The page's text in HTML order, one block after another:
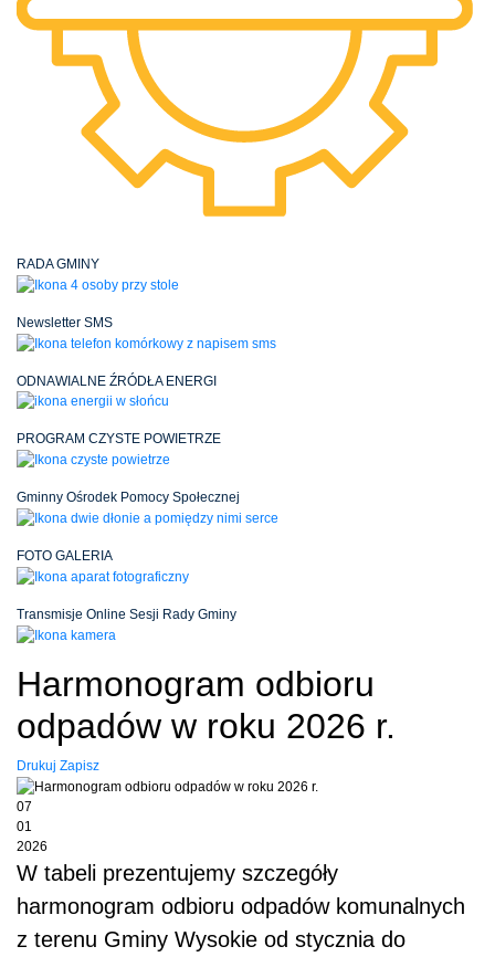
RADA GMINY
Newsletter SMS
ODNAWIALNE ŹRÓDŁA ENERGI
PROGRAM CZYSTE POWIETRZE
Gminny Ośrodek Pomocy Społecznej
FOTO GALERIA
Transmisje Online Sesji Rady Gminy
Harmonogram odbioru
odpadów w roku 2026 r.
Drukuj Zapisz
07
01
2026
W tabeli prezentujemy szczegóły
harmonogram odbioru odpadów komunalnych
z terenu Gminy Wysokie od stycznia do